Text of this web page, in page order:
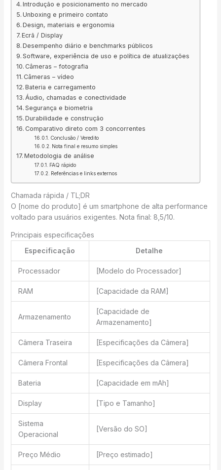
Introdução e posicionamento no mercado
Unboxing e primeiro contato
Design, materiais e ergonomia
Ecrã / Display
Desempenho diário e benchmarks públicos
Software, experiência de uso e política de atualizações
Câmeras – fotografia
Câmeras – vídeo
Bateria e carregamento
Áudio, chamadas e conectividade
Segurança e biometria
Durabilidade e construção
Comparativo direto com 3 concorrentes
Conclusão / Veredito
Nota final e resumo simples
Metodologia de análise
FAQ rápido
Referências e links externos
Chamada rápida / TL;DR
O [nome do produto] é um smartphone de alta performance
voltado para usuários exigentes. Nota final: 8,5/10.
Principais especificações
Especificação
Detalhe
Processador [Modelo do Processador]
RAM [Capacidade da RAM]
Armazenamento
[Capacidade de
Armazenamento]
Câmera Traseira [Especificações da Câmera]
Câmera Frontal [Especificações da Câmera]
Bateria [Capacidade em mAh]
Display [Tipo e Tamanho]
Sistema
Operacional
[Versão do SO]
Preço Médio [Preço estimado]